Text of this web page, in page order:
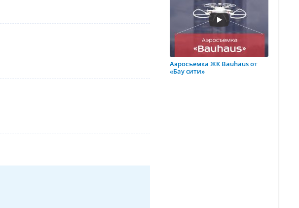
Аэросъемка ЖК Bauhaus от
«Бау сити»